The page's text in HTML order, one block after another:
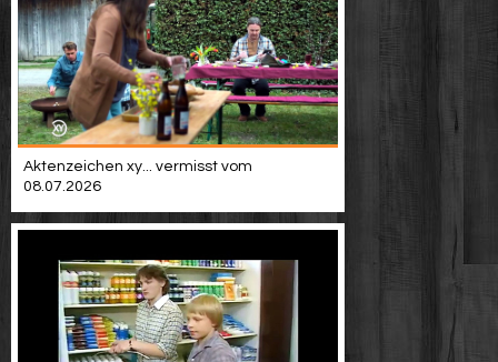
Aktenzeichen xy... vermisst vom
08.07.2026